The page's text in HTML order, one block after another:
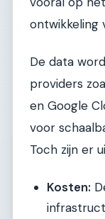
ontwikkeling
De data
providers
en Google
voor
Toch zijn er
Kosten: